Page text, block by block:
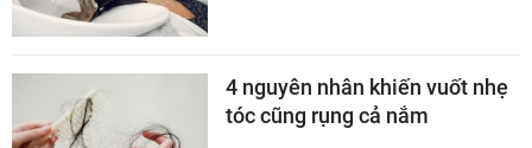
4 nguyên nhân khiến vuốt nhẹ
tóc cũng rụng cả nắm